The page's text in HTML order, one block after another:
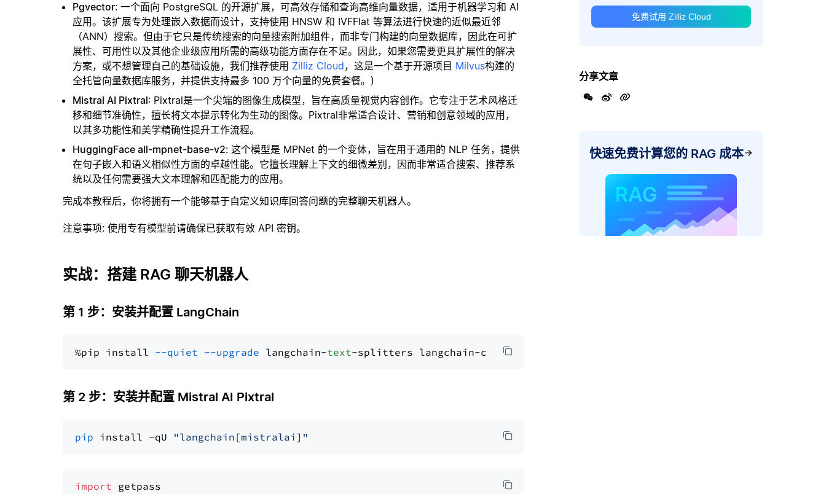
Pgvector: 一个面向 PostgreSQL 的开源扩展，可高效存储和查询高维向量数据，适用于机器学习和 AI
应用。该扩展专为处理嵌入数据而设计，支持使用 HNSW 和 IVFFlat 等算法进行快速的近似最近邻
（ANN）搜索。但由于它只是传统搜索的向量搜索附加组件，而非专门构建的向量数据库，因此在可扩
展性、可用性以及其他企业级应用所需的高级功能方面存在不足。因此，如果您需要更具扩展性的解决
方案，或不想管理自己的基础设施，我们推荐使用 Zilliz Cloud，这是一个基于开源项目 Milvus构建的
全托管向量数据库服务，并提供支持最多 100 万个向量的免费套餐。)
Mistral AI Pixtral: Pixtral是一个尖端的图像生成模型，旨在高质量视觉内容创作。它专注于艺术风格迁
移和细节准确性，擅长将文本提示转化为生动的图像。Pixtral非常适合设计、营销和创意领域的应用，
以其多功能性和美学精确性提升工作流程。
HuggingFace all-mpnet-base-v2: 这个模型是 MPNet 的一个变体，旨在用于通用的 NLP 任务，提供
在句子嵌入和语义相似性方面的卓越性能。它擅长理解上下文的细微差别，因而非常适合搜索、推荐系
统以及任何需要强大文本理解和匹配能力的应用。
完成本教程后，你将拥有一个能够基于自定义知识库回答问题的完整聊天机器人。
注意事项: 使用专有模型前请确保已获取有效 API 密钥。
实战：搭建 RAG 聊天机器人
第 1 步：安装并配置 LangChain
%pip install --quiet --upgrade langchain-text
第 2 步：安装并配置 Mistral AI Pixtral
pip install -qU "langchain[mistralai]"
import
免费试用 Zilliz Cloud
分享文章
快速免费计算您的 RAG 成本